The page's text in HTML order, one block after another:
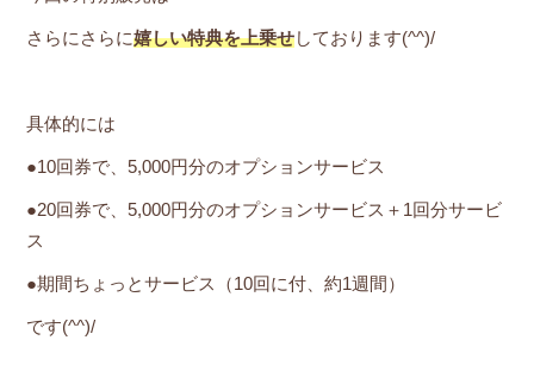
さらにさらに嬉しい特典を上乗せしております(^^)/
具体的には
●10回券で、5,000円分のオプションサービス
●20回券で、5,000円分のオプションサービス＋1回分サービ
ス
●期間ちょっとサービス（10回に付、約1週間）
です(^^)/